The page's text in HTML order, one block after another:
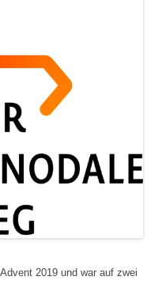
2019 und war auf zwei